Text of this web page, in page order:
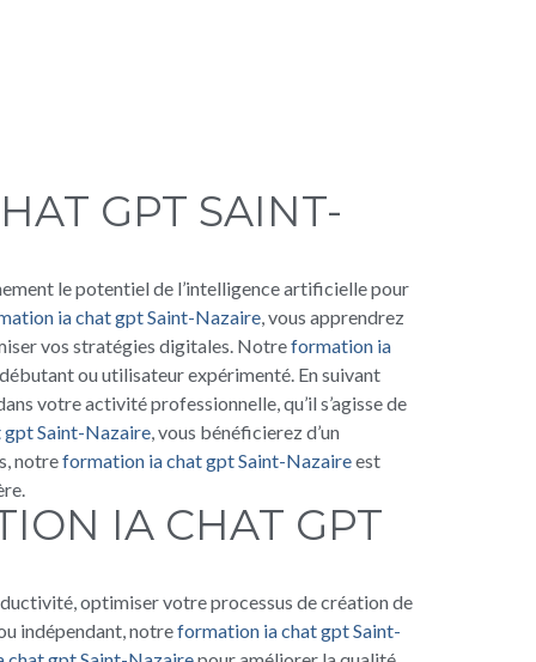
GPT SAINT-
le potentiel de l’intelligence artificielle pour
ia chat gpt Saint-Nazaire, vous apprendrez
vos stratégies digitales. Notreformation ia
ou utilisateur expérimenté. En suivant
votre activité professionnelle, qu’il s’agisse de
Saint-Nazaire, vous bénéficierez d’un
notreformation ia chat gpt Saint-Nazaireest
IA CHAT GPT
optimiser votre processus de création de
indépendant, notreformation ia chat gpt Saint-